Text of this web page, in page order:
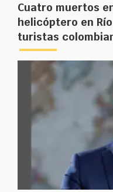
Cuatro muertos
helicóptero en
turistas